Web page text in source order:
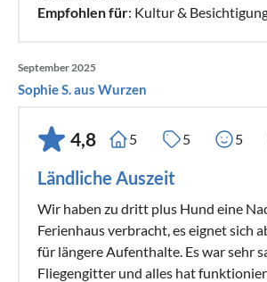
Empfohlen für: Kultur &
September 2025
Sophie S. aus Wurzen
4,8 5 5 5
Ländliche Auszeit
Wir haben zu dritt plus Hund eine
Ferienhaus verbracht, es eignet sich
für längere Aufenthalte. Es war sehr
Fliegengitter und alles hat